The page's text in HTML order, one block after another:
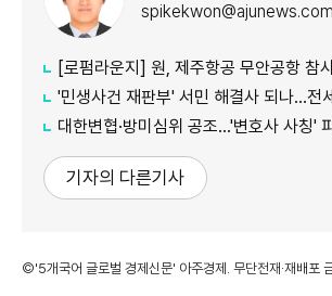
spikekwon@ajunews.com
[로펌라운지] 원, 제주항공 무안공항 참사 유족 손배소 대리..."
'민생사건 재판부' 서민 해결사 되나...전세사기·임대차분
대한변협·방미심위 공조…'변호사 사칭' 피싱 사이
기자의 다른기사
©'5개국어 글로벌 경제신문' 아주경제. 무단전재·재배포